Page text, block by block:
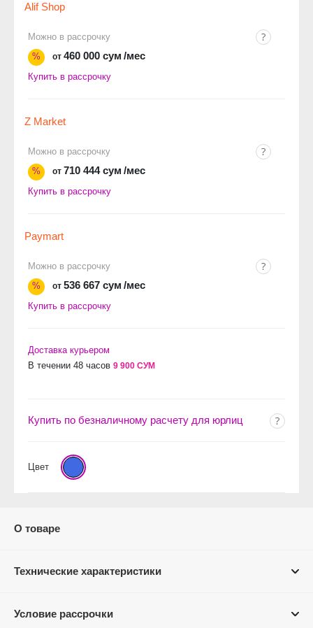
Alif Shop
Можно в рассрочку
%
от 460 000 сум /мес
Купить в рассрочку
Z Market
Можно в рассрочку
%
от 710 444 сум /мес
Купить в рассрочку
Paymart
Можно в рассрочку
%
от 536 667 сум /мес
Купить в рассрочку
Доставка курьером
В течении 48 часов 9 900 СУМ
Купить по безналичному расчету для юрлиц
Цвет
О товаре
Технические характеристики
Условие рассрочки